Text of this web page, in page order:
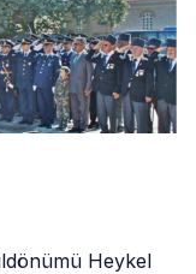
Heykel